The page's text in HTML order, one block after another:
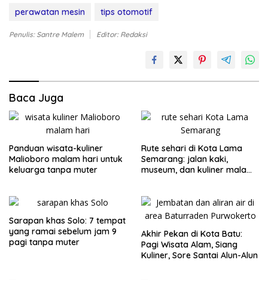
perawatan mesin
tips otomotif
Penulis: Santre Malem Editor: Redaksi
Baca Juga
Panduan wisata-kuliner
Malioboro malam hari untuk
keluarga tanpa muter
Rute sehari di Kota Lama
Semarang: jalan kaki,
museum, dan kuliner malam
Sarapan khas Solo: 7 tempat
yang ramai sebelum jam 9
pagi tanpa muter
Akhir Pekan di Kota Batu:
Pagi Wisata Alam, Siang
Kuliner, Sore Santai Alun-Alun